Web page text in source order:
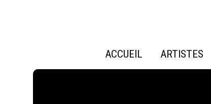
ACCUEIL ARTISTES